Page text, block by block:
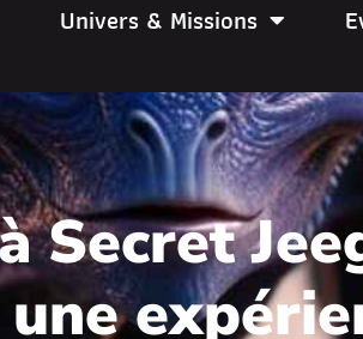
Univers & Missions
Secret